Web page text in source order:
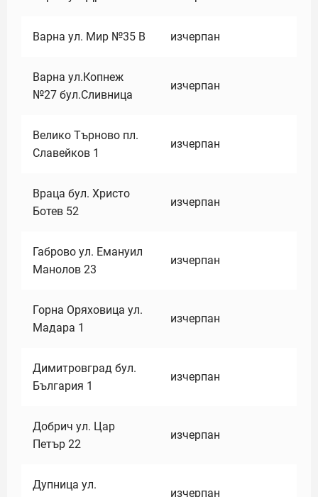
Варна ул. Мир №35 В изчерпан
Варна ул.Копнеж
№27 бул.Сливница
изчерпан
Велико Търново пл.
Славейков 1
изчерпан
Враца бул. Христо
Ботев 52
изчерпан
Габрово ул. Емануил
Манолов 23
изчерпан
Горна Оряховица ул.
Мадара 1
изчерпан
Димитровград бул.
България 1
изчерпан
Добрич ул. Цар
Петър 22
изчерпан
Дупница ул.
изчерпан